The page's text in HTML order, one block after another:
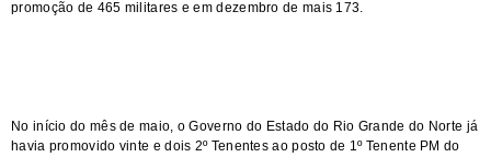
promoção de 465 militares e em dezembro de mais 173.
No início do mês de maio, o Governo do Estado do Rio Grande do Norte já
havia promovido vinte e dois 2º Tenentes ao posto de 1º Tenente PM do